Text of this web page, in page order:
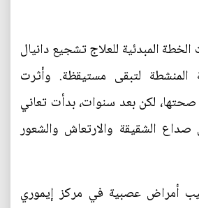
المبدئية للعلاج تشجيع دانيال
المنشطة لتبقى مستيقظة. وأثرت
صحتها، لكن بعد سنوات، بدأت تعاني
صداع الشقيقة والارتعاش والشعور
أمراض عصبية في مركز إيموري